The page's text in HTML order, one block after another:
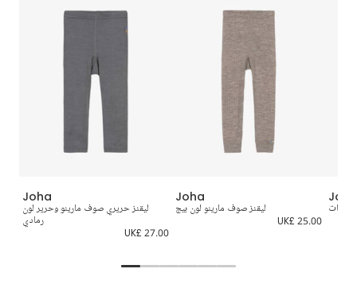
Joha
ليقنز حريري صوف مارينو وحرير لون
رمادي
UK£ 27.00
Joha
ليقنز صوف مارينو لون بيج
UK£ 25.00
Joha
للبنات